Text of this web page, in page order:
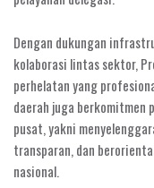
Dengan dukungan
kolaborasi lintas sektor,
perhelatan yang
daerah juga berkomitmen
pusat, yakni
transparan, dan
nasional.